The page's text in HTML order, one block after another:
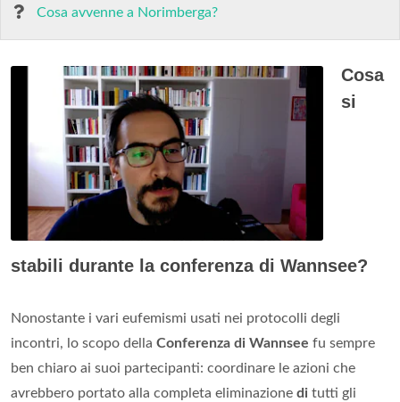
Cosa avvenne a Norimberga?
Cosa
si
stabili durante la conferenza di Wannsee?
Nonostante i vari eufemismi usati nei protocolli degli
incontri, lo scopo della Conferenza di Wannsee fu sempre
ben chiaro ai suoi partecipanti: coordinare le azioni che
avrebbero portato alla completa eliminazione di tutti gli